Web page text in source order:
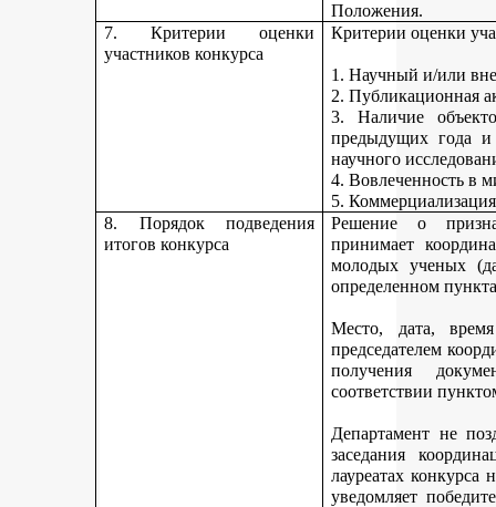
Положения.
7. Критерии оценки
участников конкурса
Критерии оценки
1. Научный и/или
2. Публикационная
3. Наличие
предыдущих года
научного
4. Вовлеченность в
5.
8. Порядок подведения
итогов конкурса
Решение о
принимает
молодых ученых
определенном
Место, дата, время
председателем
получения
соответствии
Департамент не
заседания
лауреатах
уведомляет